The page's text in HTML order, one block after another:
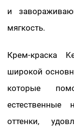
и
мягкость.
Крем-краска
широкой
которые
естественные
оттенки,